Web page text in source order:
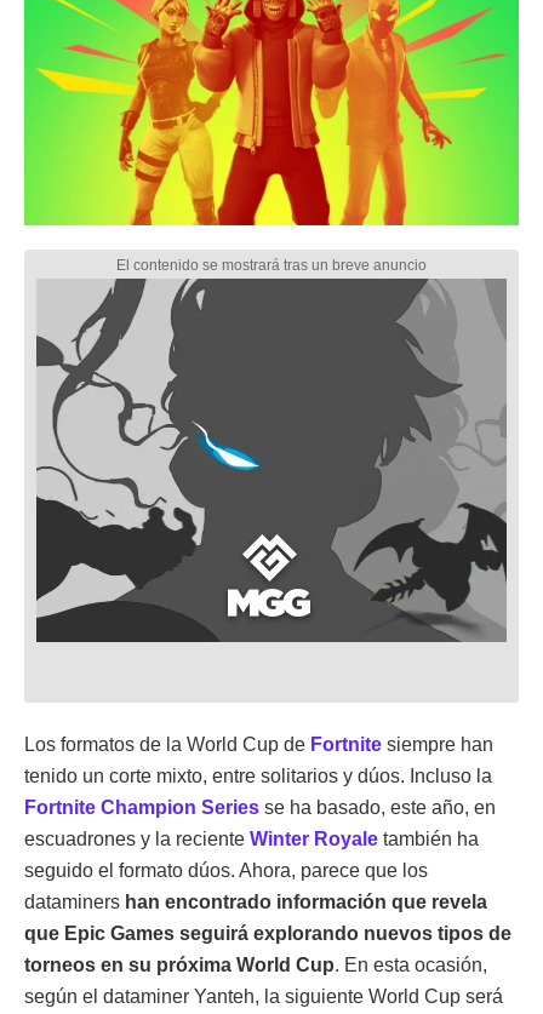
Los formatos de la World Cup de Fortnite siempre han
tenido un corte mixto, entre solitarios y dúos. Incluso la
Fortnite Champion Series se ha basado, este año, en
escuadrones y la reciente Winter Royale también ha
seguido el formato dúos. Ahora, parece que los
dataminers han encontrado información que revela
que Epic Games seguirá explorando nuevos tipos de
torneos en su próxima World Cup. En esta ocasión,
según el dataminer Yanteh, la siguiente World Cup será